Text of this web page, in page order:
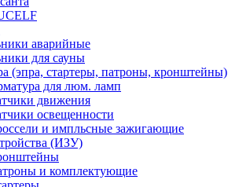
аварийные
для сауны
(эпра, стартеры, патроны, кронштейны)
для люм. ламп
движения
освещенности
и импльсные зажигающие
(ИЗУ)
и комплектующие